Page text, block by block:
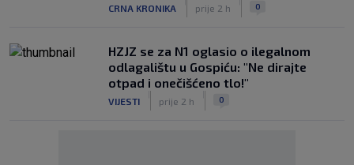
CRNA KRONIKA prije 2 h 0
HZJZ se za N1 oglasio o ilegalnom
odlagalištu u Gospiću: "Ne dirajte
otpad i onečišćeno tlo!"
VIJESTI prije 2 h 0